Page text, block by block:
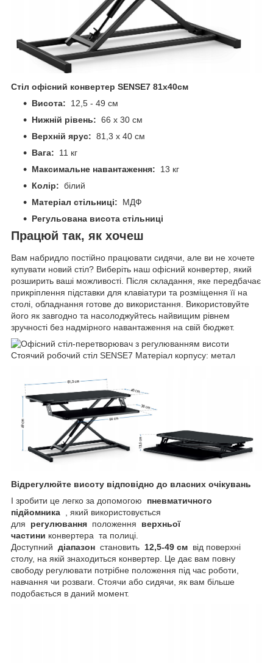
Стіл офісний конвертер SENSE7 81x40см
Висота: 12,5 - 49 см
Нижній рівень: 66 х 30 см
Верхній ярус: 81,3 х 40 см
Вага: 11 кг
Максимальне навантаження: 13 кг
Колір: білий
Матеріал стільниці: МДФ
Регульована висота стільниці
Працюй так, як хочеш
Вам набридло постійно працювати сидячи, але ви не хочете
купувати новий стіл? Виберіть наш офісний конвертер, який
розширить ваші можливості. Після складання, яке передбачає
прикріплення підставки для клавіатури та розміщення її на
столі, обладнання готове до використання. Використовуйте
його як завгодно та насолоджуйтесь найвищим рівнем
зручності без надмірного навантаження на свій бюджет.
Відрегулюйте висоту відповідно до власних очікувань
І зробити це легко за допомогою пневматичного
підйомника , який використовується
для регулювання положення верхньої
частини конвертера та полиці.
Доступний діапазон становить 12,5-49 см від поверхні
столу, на якій знаходиться конвертер. Це дає вам повну
свободу регулювати потрібне положення під час роботи,
навчання чи розваги. Стоячи або сидячи, як вам більше
подобається в даний момент.